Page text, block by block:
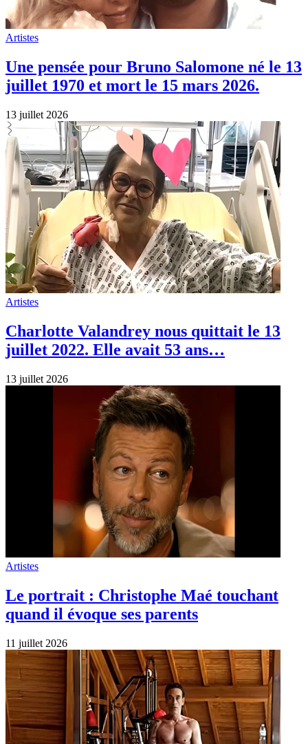
Artistes
Une pensée pour Bruno Salomone né le 13
juillet 1970 et mort le 15 mars 2026.
13 juillet 2026
Artistes
Charlotte Valandrey nous quittait le 13
juillet 2022. Elle avait 53 ans…
13 juillet 2026
Artistes
Le portrait : Christophe Maé touchant
quand il évoque ses parents
11 juillet 2026